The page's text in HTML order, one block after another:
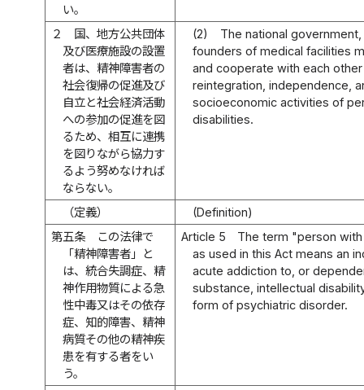
い。
２
国、地方公共団体
及び医療施設の設置
者は、精神障害者の
社会復帰の促進及び
自立と社会経済活動
への参加の促進を図
るため、相互に連携
を図りながら協力す
るよう努めなければ
ならない。
(2)
The national
founders of medical facilities
and cooperate with each
reintegration, independence,
socioeconomic activities of
disabilities.
（定義）
(Definition)
第五条
この法律で
「精神障害者」と
は、統合失調症、精
神作用物質による急
性中毒又はその依存
症、知的障害、精神
病質その他の精神疾
患を有する者をい
う。
Article 5
The term "person
as used in this Act means an
acute addiction to, or
substance, intellectual
form of psychiatric disorder.